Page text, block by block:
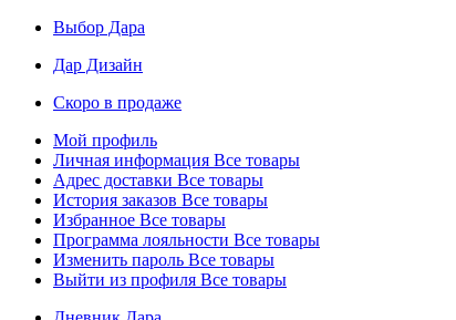
Выбор Дара
Дар Дизайн
Скоро в продаже
Мой профиль
Личная информация Все товары
Адрес доставки Все товары
История заказов Все товары
Избранное Все товары
Программа лояльности Все товары
Изменить пароль Все товары
Выйти из профиля Все товары